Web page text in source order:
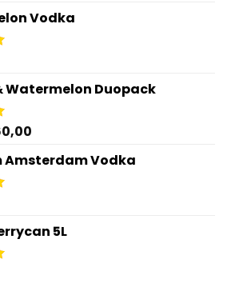
is:
Vodka
Watermelon Duopack
Huidige
is:
Amsterdam Vodka
5L